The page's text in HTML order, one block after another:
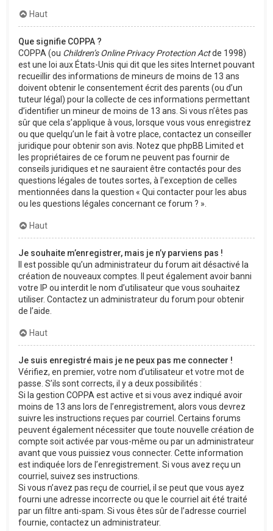
Haut
Que signifie COPPA ?
COPPA (ou Children’s Online Privacy Protection Actde 1998)
est une loi aux États-Unis qui dit que les sites Internet pouvant
recueillir des informations de mineurs de moins de 13 ans
doivent obtenir le consentement écrit des parents (ou d’un
tuteur légal) pour la collecte de ces informations permettant
d’identifier un mineur de moins de 13 ans. Si vous n’êtes pas
sûr que cela s’applique à vous, lorsque vous vous enregistrez
ou que quelqu’un le fait à votre place, contactez un conseiller
juridique pour obtenir son avis. Notez que phpBB Limited et
les propriétaires de ce forum ne peuvent pas fournir de
conseils juridiques et ne sauraient être contactés pour des
questions légales de toutes sortes, à l’exception de celles
mentionnées dans la question « Qui contacter pour les abus
ou les questions légales concernant ce forum ? ».
Haut
Je souhaite m’enregistrer, mais je n’y parviens pas !
Il est possible qu’un administrateur du forum ait désactivé la
création de nouveaux comptes. Il peut également avoir banni
votre IP ou interdit le nom d’utilisateur que vous souhaitez
utiliser. Contactez un administrateur du forum pour obtenir
de l’aide.
Haut
Je suis enregistré mais je ne peux pas me connecter !
Vérifiez, en premier, votre nom d’utilisateur et votre mot de
passe. S’ils sont corrects, il y a deux possibilités :
Si la gestion COPPA est active et si vous avez indiqué avoir
moins de 13 ans lors de l’enregistrement, alors vous devrez
suivre les instructions reçues par courriel. Certains forums
peuvent également nécessiter que toute nouvelle création de
compte soit activée par vous-même ou par un administrateur
avant que vous puissiez vous connecter. Cette information
est indiquée lors de l’enregistrement. Si vous avez reçu un
courriel, suivez ses instructions.
Si vous n’avez pas reçu de courriel, il se peut que vous ayez
fourni une adresse incorrecte ou que le courriel ait été traité
par un filtre anti-spam. Si vous êtes sûr de l’adresse courriel
fournie, contactez un administrateur.